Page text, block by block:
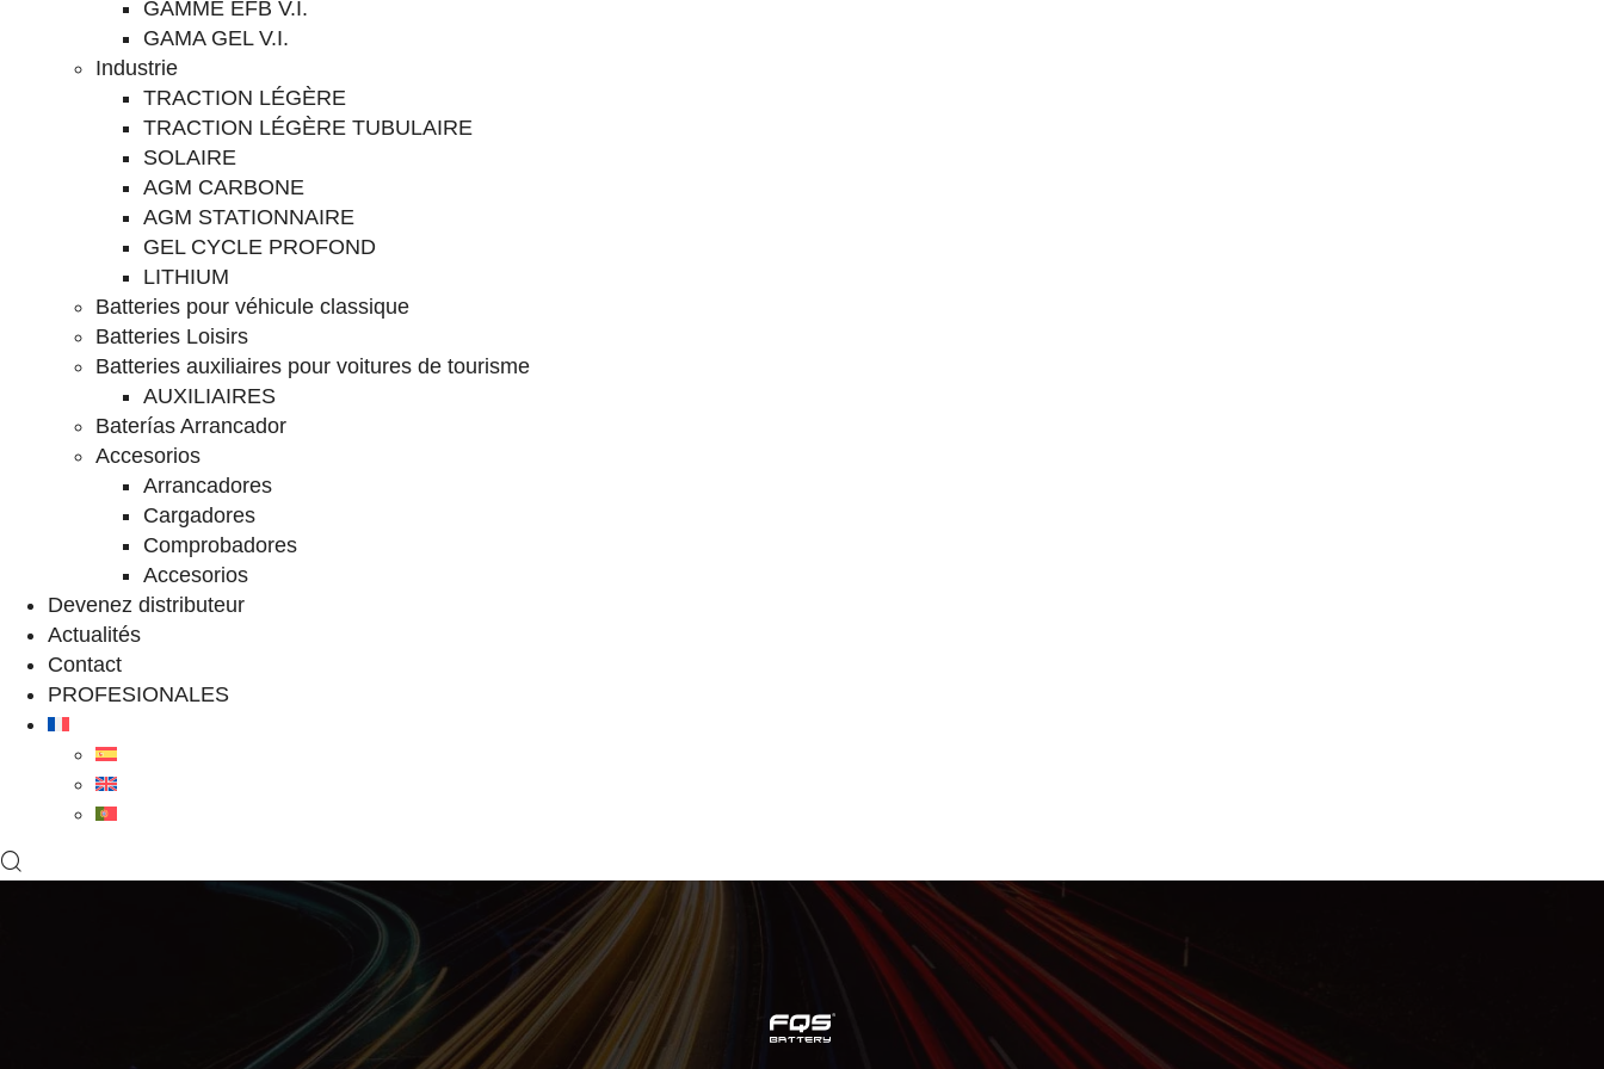
GAMME EFB V.I.
GAMA GEL V.I.
Industrie
TRACTION LÉGÈRE
TRACTION LÉGÈRE TUBULAIRE
SOLAIRE
AGM CARBONE
AGM STATIONNAIRE
GEL CYCLE PROFOND
LITHIUM
Batteries pour véhicule classique
Batteries Loisirs
Batteries auxiliaires pour voitures de tourisme
AUXILIAIRES
Baterías Arrancador
Accesorios
Arrancadores
Cargadores
Comprobadores
Accesorios
Devenez distributeur
Actualités
Contact
PROFESIONALES